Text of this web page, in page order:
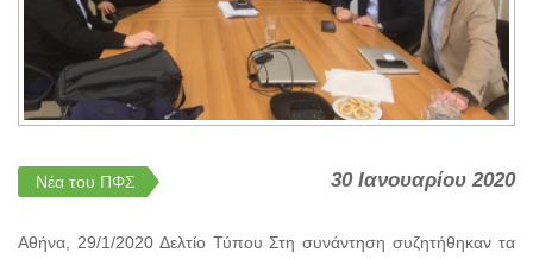
Νέα του ΠΦΣ 30 Ιανουαρίου 2020
Αθήνα, 29/1/2020 Δελτίο Τύπου Στη συνάντηση συζητήθηκαν τα